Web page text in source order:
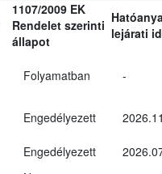
1107/2009 EK
Rendelet szerinti
állapot
lejárati
Folyamatban -
Engedélyezett
Engedélyezett